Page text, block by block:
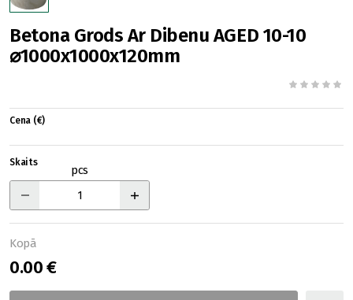
Betona Grods Ar Dibenu AGED 10-10
⌀1000x1000x120mm
Cena (€)
Skaits
pcs
Kopā
0.00 €